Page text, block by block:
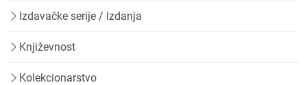
Izdavačke serije / Izdanja
Književnost
Kolekcionarstvo